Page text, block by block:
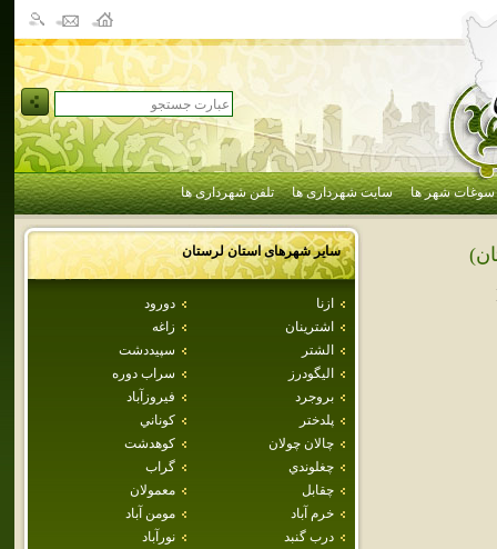
سوغات شهر ها سایت شهرداری ها تلفن شهرداری ها
سایر شهرهای استانلرستان
ازنا
دورود
اشترينان
زاغه
الشتر
سپيددشت
اليگودرز
سراب دوره
بروجرد
فيروزآباد
پلدختر
كوناني
چالان چولان
كوهدشت
چغلوندي
گراب
چقابل
معمولان
خرم آباد
مومن آباد
درب گنبد
نورآباد